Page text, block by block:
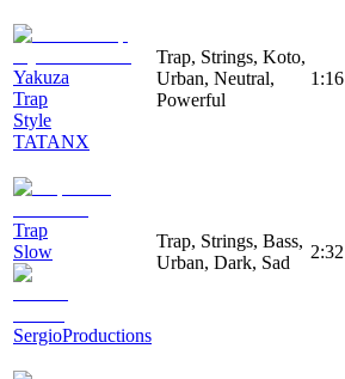
Yakuza
Trap
Style
TATANX
Trap, Strings, Koto,
Urban, Neutral,
Powerful
1:16
Trap
Slow
SergioProductions
Trap, Strings, Bass,
Urban, Dark, Sad
2:32